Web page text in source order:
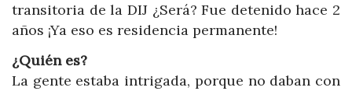
transitoria de la DIJ ¿Será? Fue detenido hace 2
años ¡Ya eso es residencia permanente!
¿Quién es?
La gente estaba intrigada, porque no daban con